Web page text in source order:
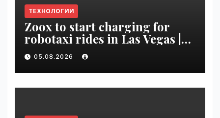
ТЕХНОЛОГИИ
Zoox to start charging for
robotaxi rides in Las Vegas |
VseTime.ru
05.08.2026